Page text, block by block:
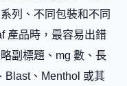
列、不同包裝和不同
產品時，最容易出錯
副標題、mg 數、長
Blast、Menthol 或其